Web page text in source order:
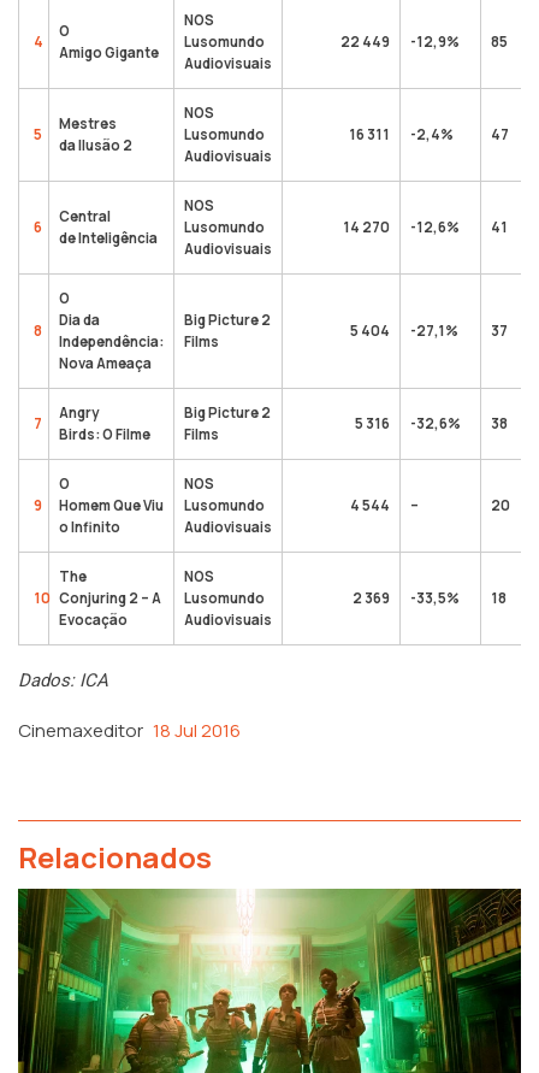
4
O
Amigo Gigante
NOS
Lusomundo
Audiovisuais
22 449 -12,9% 85
5
Mestres
da Ilusão 2
NOS
Lusomundo
Audiovisuais
16 311 -2,4% 47
6
Central
de Inteligência
NOS
Lusomundo
Audiovisuais
14 270 -12,6% 41
8
O
Dia da
Independência:
Nova Ameaça
Big Picture 2
Films
5 404 -27,1% 37
7
Angry
Birds: O Filme
Big Picture 2
Films
5 316 -32,6% 38
9
O
Homem Que Viu
o Infinito
NOS
Lusomundo
Audiovisuais
4 544 – 20
10
The
Conjuring 2 – A
Evocação
NOS
Lusomundo
Audiovisuais
2 369 -33,5% 18
Dados: ICA
Cinemaxeditor 18 Jul 2016
Relacionados